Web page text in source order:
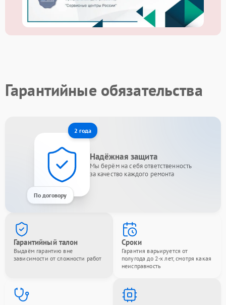
Гарантийные обязательства
2 года
По договору
Надёжная защита
Мы берём на себя ответственность
за качество каждого ремонта
Гарантийный талон
Выдаём гарантию вне
зависимости от сложности работ
Сроки
Гарантия варьируется от
полугода до 2-х лет, смотря какая
неисправность